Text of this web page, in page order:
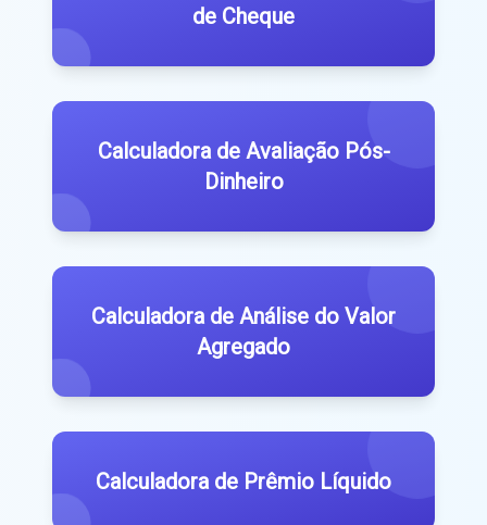
de Cheque
Calculadora de Avaliação Pós-
Dinheiro
Calculadora de Análise do Valor
Agregado
Calculadora de Prêmio Líquido